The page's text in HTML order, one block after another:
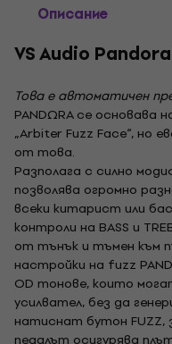
Описание
VS Audio
Това е автоматичен
PANDΩRA се основава
„Arbiter Fuzz Face“, но
от това.
Разполага с силно
позволява огромно
всеки китарист или
контроли на BASS и
от тънък и тъмен към
настройки на fuzz
OD тонове, които
усилвател, без да
натиснат бутон